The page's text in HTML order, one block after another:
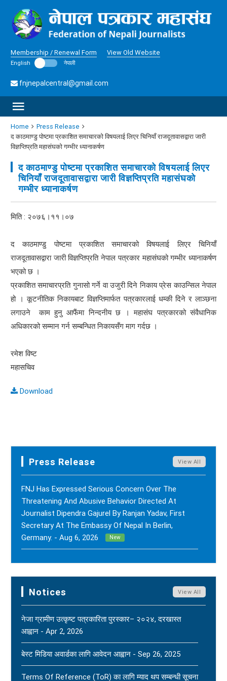
Membership / Renewal Form View Old Website
English नेपाली
fnjnepalcentral@gmail.com
Home
Press Release
द काठमाण्डु पोष्टमा प्रकाशित समाचारको विषयलाई लिएर चिनियाँ राजदूतावासद्वारा जारी
विज्ञप्तिप्रति महासंघको गम्भीर ध्यानाकर्षण
द काठमाण्डु पोष्टमा प्रकाशित समाचारको विषयलाई लिएर
चिनियाँ राजदूतावासद्वारा जारी विज्ञप्तिप्रति महासंघको
गम्भीर ध्यानाकर्षण
मिति : २०७६।११।०७
द काठमाण्डु पोष्टमा प्रकाशित समाचारको विषयलाई लिएर चिनियाँ
राजदूतावासद्वारा जारी विज्ञप्तिप्रति नेपाल पत्रकार महासंघको गम्भीर ध्यानाकर्षण
भएको छ ।
प्रकाशित समाचारप्रति गुनासो गर्ने वा उजुरी दिने निकाय प्रेस काउन्सिल नेपाल
हो । कूटनीतिक निकायबाट विज्ञप्तिमार्फत पत्रकारलाई धम्की दिने र लाञ्छना
लगाउने काम हुनु आफैंमा निन्दनीय छ । महासंघ पत्रकारको संवैधानिक
अधिकारको सम्मान गर्न सम्बन्धित निकायसँग माग गर्दछ ।
रमेश विष्ट
महासचिव
Download
Press Release View All
FNJ Has Expressed Serious Concern Over The
Threatening And Abusive Behavior Directed At
Journalist Dipendra Gajurel By Ranjan Yadav, First
Secretary At The Embassy Of Nepal In Berlin,
Germany. - Aug 6, 2026
New
Sushil Kumar Khadka, Editor Of Nepal Karma Online,
Through Social Media And Certain Online News
Outlets. - Aug 2, 2026
(FNJ) Is Deeply Shocked And Saddened By The
Tragic News Of The Bereavement Faced By
Naridatta Badu, President Of The FNJ Baitadi
Branch, Following The Passing Of His Father. - Aug
Notices View All
नेजा ग्रामीण उत्कृष्ट पत्रकारिता पुरस्कार– २०२४, दरखास्त
आह्वान - Apr 2, 2026
बेस्ट मिडिया अवार्डका लागि आवेदन आह्वान - Sep 26, 2025
Terms Of Reference (ToR) का लागि म्याद थप सम्बन्धी सूचना